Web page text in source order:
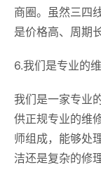
商圈。虽然三四
是价格高、周期
6.我们是专业的
我们是一家专业
供正规专业的维
师组成，能够处
洁还是复杂的修